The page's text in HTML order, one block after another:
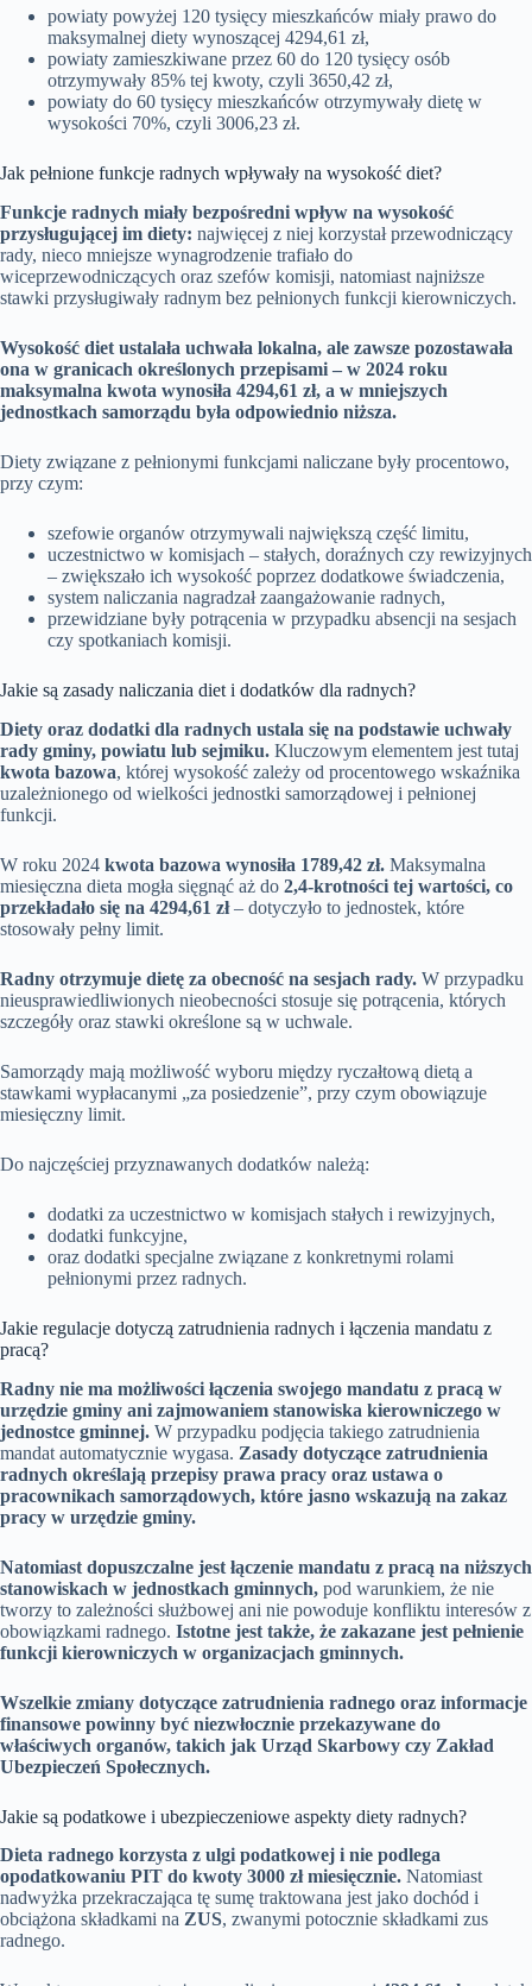
powiaty powyżej 120 tysięcy mieszkańców miały prawo do
maksymalnej diety wynoszącej 4294,61 zł,
powiaty zamieszkiwane przez 60 do 120 tysięcy osób
otrzymywały 85% tej kwoty, czyli 3650,42 zł,
powiaty do 60 tysięcy mieszkańców otrzymywały dietę w
wysokości 70%, czyli 3006,23 zł.
Jak pełnione funkcje radnych wpływały na wysokość diet?
Funkcje radnych miały bezpośredni wpływ na wysokość
przysługującej im diety: najwięcej z niej korzystał przewodniczący
rady, nieco mniejsze wynagrodzenie trafiało do
wiceprzewodniczących oraz szefów komisji, natomiast najniższe
stawki przysługiwały radnym bez pełnionych funkcji kierowniczych.
Wysokość diet ustalała uchwała lokalna, ale zawsze pozostawała
ona w granicach określonych przepisami – w 2024 roku
maksymalna kwota wynosiła 4294,61 zł, a w mniejszych
jednostkach samorządu była odpowiednio niższa.
Diety związane z pełnionymi funkcjami naliczane były procentowo,
przy czym:
szefowie organów otrzymywali największą część limitu,
uczestnictwo w komisjach – stałych, doraźnych czy rewizyjnych
– zwiększało ich wysokość poprzez dodatkowe świadczenia,
system naliczania nagradzał zaangażowanie radnych,
przewidziane były potrącenia w przypadku absencji na sesjach
czy spotkaniach komisji.
Jakie są zasady naliczania diet i dodatków dla radnych?
Diety oraz dodatki dla radnych ustala się na podstawie uchwały
rady gminy, powiatu lub sejmiku. Kluczowym elementem jest tutaj
kwota bazowa, której wysokość zależy od procentowego wskaźnika
uzależnionego od wielkości jednostki samorządowej i pełnionej
funkcji.
W roku 2024 kwota bazowa wynosiła 1789,42 zł. Maksymalna
miesięczna dieta mogła sięgnąć aż do 2,4-krotności tej wartości, co
przekładało się na 4294,61 zł– dotyczyło to jednostek, które
stosowały pełny limit.
Radny otrzymuje dietę za obecność na sesjach rady. W przypadku
nieusprawiedliwionych nieobecności stosuje się potrącenia, których
szczegóły oraz stawki określone są w uchwale.
Samorządy mają możliwość wyboru między ryczałtową dietą a
stawkami wypłacanymi „za posiedzenie”, przy czym obowiązuje
miesięczny limit.
Do najczęściej przyznawanych dodatków należą:
dodatki za uczestnictwo w komisjach stałych i rewizyjnych,
dodatki funkcyjne,
oraz dodatki specjalne związane z konkretnymi rolami
pełnionymi przez radnych.
Jakie regulacje dotyczą zatrudnienia radnych i łączenia mandatu z
pracą?
Radny nie ma możliwości łączenia swojego mandatu z pracą w
urzędzie gminy ani zajmowaniem stanowiska kierowniczego w
jednostce gminnej. W przypadku podjęcia takiego zatrudnienia
mandat automatycznie wygasa. Zasady dotyczące zatrudnienia
radnych określają przepisy prawa pracy oraz ustawa o
pracownikach samorządowych, które jasno wskazują na zakaz
pracy w urzędzie gminy.
Natomiast dopuszczalne jest łączenie mandatu z pracą na niższych
stanowiskach w jednostkach gminnych, pod warunkiem, że nie
tworzy to zależności służbowej ani nie powoduje konfliktu interesów z
obowiązkami radnego. Istotne jest także, że zakazane jest pełnienie
funkcji kierowniczych w organizacjach gminnych.
Wszelkie zmiany dotyczące zatrudnienia radnego oraz informacje
finansowe powinny być niezwłocznie przekazywane do
właściwych organów, takich jak Urząd Skarbowy czy Zakład
Ubezpieczeń Społecznych.
Jakie są podatkowe i ubezpieczeniowe aspekty diety radnych?
Dieta radnego korzysta z ulgi podatkowej i nie podlega
opodatkowaniu PIT do kwoty 3000 zł miesięcznie. Natomiast
nadwyżka przekraczająca tę sumę traktowana jest jako dochód i
obciążona składkami na ZUS, zwanymi potocznie składkami zus
radnego.